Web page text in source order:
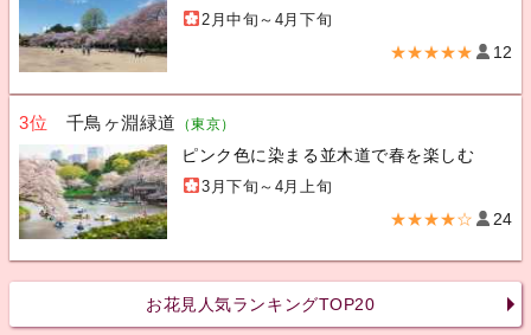
2月中旬～4月下旬
★★★★★ 12
3位 千鳥ヶ淵緑道 （東京）
ピンク色に染まる並木道で春を楽しむ
3月下旬～4月上旬
★★★★☆ 24
お花見人気ランキングTOP20